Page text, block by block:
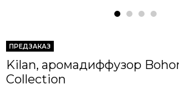
ПРЕДЗАКАЗ
Kilan, аромадиффузор
Collection